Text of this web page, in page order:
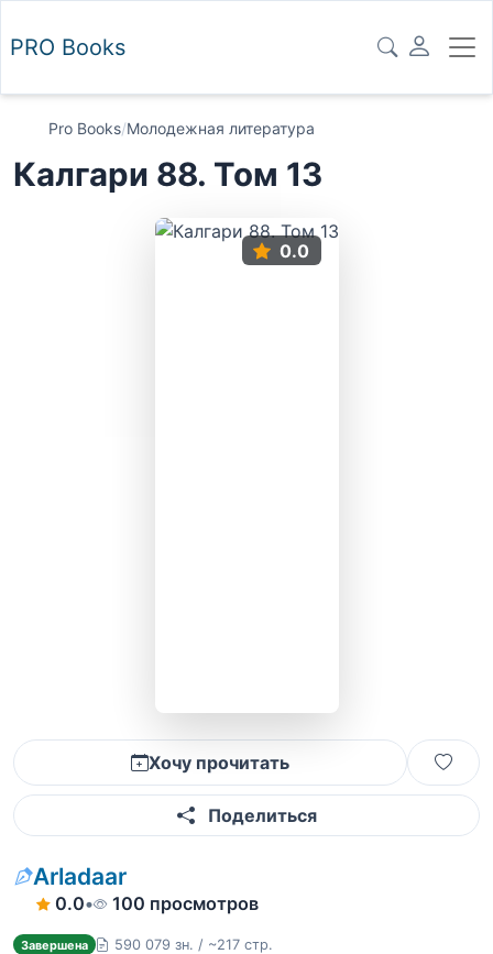
PRO Books
Pro Books/Молодежная литература
Калгари 88. Том 13
0.0
Хочу прочитать
Поделиться
Arladaar
0.0• 100 просмотров
Завершена
590 079 зн. / ~217 стр.